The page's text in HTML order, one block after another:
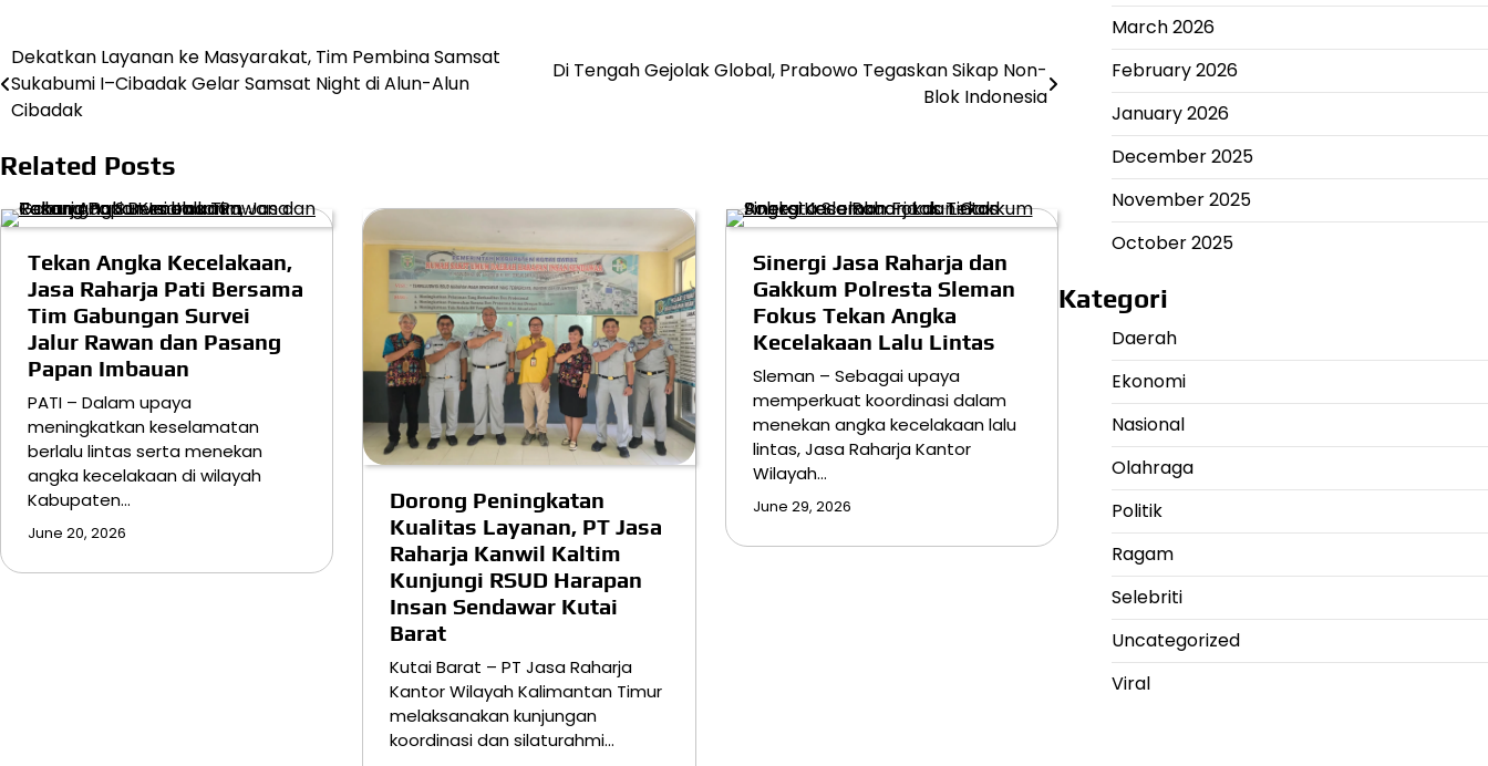
Post
navigation
Dekatkan Layanan ke Masyarakat, Tim Pembina Samsat
Sukabumi I–Cibadak Gelar Samsat Night di Alun-Alun
Cibadak
Di Tengah Gejolak Global, Prabowo Tegaskan Sikap Non-
Blok Indonesia
Related Posts
Tekan Angka Kecelakaan,
Jasa Raharja Pati Bersama
Tim Gabungan Survei
Jalur Rawan dan Pasang
Papan Imbauan
PATI – Dalam upaya
meningkatkan keselamatan
berlalu lintas serta menekan
angka kecelakaan di wilayah
Kabupaten…
June 20, 2026
Dorong Peningkatan
Kualitas Layanan, PT Jasa
Raharja Kanwil Kaltim
Kunjungi RSUD Harapan
Insan Sendawar Kutai
Barat
Kutai Barat – PT Jasa Raharja
Kantor Wilayah Kalimantan Timur
melaksanakan kunjungan
koordinasi dan silaturahmi…
Sinergi Jasa Raharja dan
Gakkum Polresta Sleman
Fokus Tekan Angka
Kecelakaan Lalu Lintas
Sleman – Sebagai upaya
memperkuat koordinasi dalam
menekan angka kecelakaan lalu
lintas, Jasa Raharja Kantor
Wilayah…
June 29, 2026
March 2026
February 2026
January 2026
December 2025
November 2025
October 2025
Kategori
Daerah
Ekonomi
Nasional
Olahraga
Politik
Ragam
Selebriti
Uncategorized
Viral